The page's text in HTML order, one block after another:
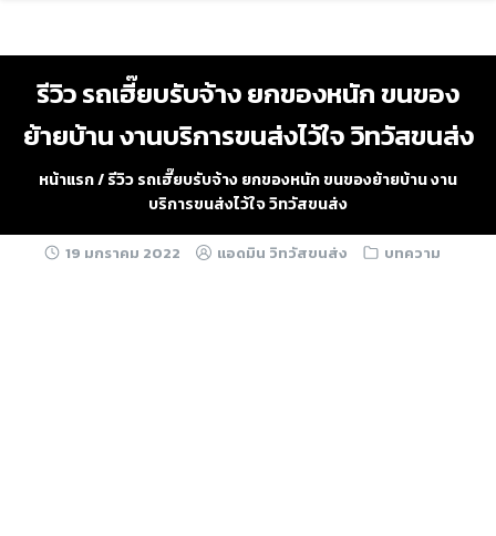
รีวิว รถเฮี๊ยบรับจ้าง ยกของหนัก ขนของ
ย้ายบ้าน งานบริการขนส่งไว้ใจ วิทวัสขนส่ง
หน้าแรก/รีวิว รถเฮี๊ยบรับจ้าง ยกของหนัก ขนของย้ายบ้าน งาน
บริการขนส่งไว้ใจ วิทวัสขนส่ง
19 มกราคม 2022 แอดมิน วิทวัสขนส่ง บทความ